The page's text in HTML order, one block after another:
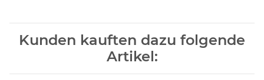
Kunden kauften dazu folgende
Artikel: